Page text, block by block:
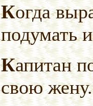
Когда вырастут дети, можно
подумать
Капитан последним покидает
свою жену.